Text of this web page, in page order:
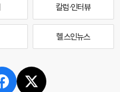
칼럼·인터뷰
헬스인뉴스